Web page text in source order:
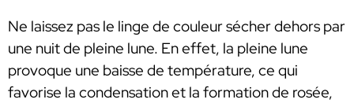
Ne laissez pas le linge de couleur sécher dehors par
une nuit de pleine lune. En effet, la pleine lune
provoque une baisse de température, ce qui
favorise la condensation et la formation de rosée,